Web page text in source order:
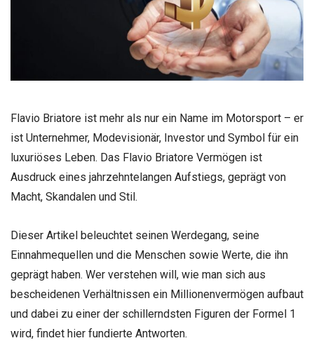
Flavio Briatore ist mehr als nur ein Name im Motorsport – er
ist Unternehmer, Modevisionär, Investor und Symbol für ein
luxuriöses Leben. Das Flavio Briatore Vermögen ist
Ausdruck eines jahrzehntelangen Aufstiegs, geprägt von
Macht, Skandalen und Stil.
Dieser Artikel beleuchtet seinen Werdegang, seine
Einnahmequellen und die Menschen sowie Werte, die ihn
geprägt haben. Wer verstehen will, wie man sich aus
bescheidenen Verhältnissen ein Millionenvermögen aufbaut
und dabei zu einer der schillerndsten Figuren der Formel 1
wird, findet hier fundierte Antworten.